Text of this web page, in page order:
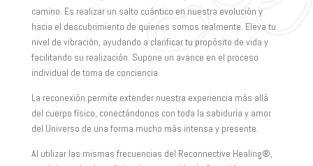
camino. Es realizar un salto cuántico en nuestra evolución y
hacia el descubrimiento de quienes somos realmente. Eleva tu
nivel de vibración, ayudando a clarificar tu propósito de vida y
facilitando su realización. Supone un avance en el proceso
individual de toma de conciencia.
La reconexión permite extender nuestra experiencia más allá
del cuerpo físico, conectándonos con toda la sabiduría y amor
del Universo de una forma mucho más intensa y presente.
Al utilizar las mismas frecuencias del Reconnective Healing®,